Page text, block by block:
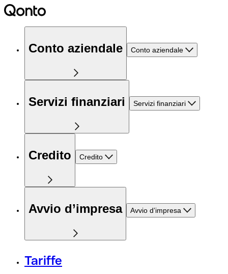
Conto aziendale Conto aziendale
Servizi finanziari Servizi finanziari
Credito Credito
Avvio d’impresa Avvio d’impresa
Tariffe